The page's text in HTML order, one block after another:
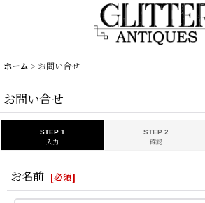
ホーム > お問い合せ
お問い合せ
STEP 1
入力
STEP 2
確認
お名前 [必須]